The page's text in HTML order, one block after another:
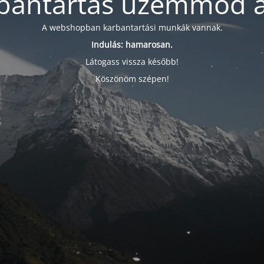
A webshopban karbantartási munkák vannak.
Indulás: hamarosan.
Látogass vissza később!
Köszönöm szépen!